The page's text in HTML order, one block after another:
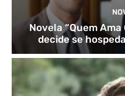
Novela “Quem Ama
decide se